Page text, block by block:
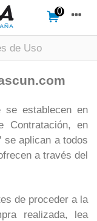
0
de Uso
se establecen en
Contratación, en
se aplican a todos
a través del
de proceder a la
realizada, lea